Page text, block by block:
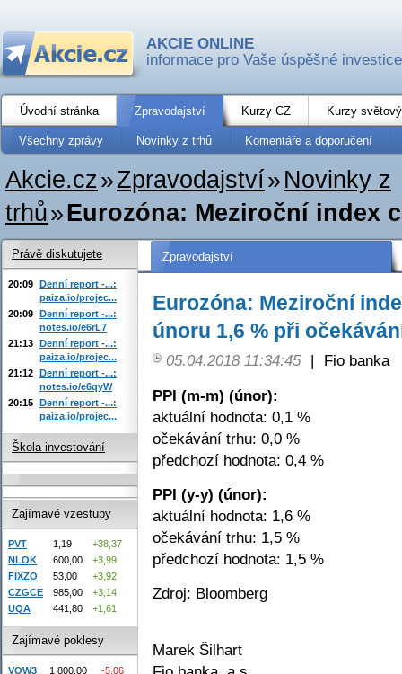
AKCIE ONLINE
informace pro Vaše úspěšné investice
Úvodní stránka Zpravodajství Kurzy CZ Kurzy
Všechny zprávy Novinky z trhů Komentáře a doporučení
Akcie.cz»Zpravodajství» Novinky z
trhů»Eurozóna: Meziroční index
Zpravodajství
Eurozóna: Meziroční
únoru 1,6 % při
05.04.2018 11:34:45 |
Fio banka
PPI (m-m) (únor):
aktuální hodnota: 0,1 %
očekávání trhu: 0,0 %
předchozí hodnota: 0,4 %
PPI (y-y) (únor):
aktuální hodnota: 1,6 %
očekávání trhu: 1,5 %
předchozí hodnota: 1,5 %
Zdroj: Bloomberg
Marek Šilhart
Právě diskutujete
20:09 Denní report -...:
paiza.io/projec...
20:09 Denní report -...:
notes.io/e6rL7
21:13 Denní report -...:
paiza.io/projec...
21:12 Denní report -...:
notes.io/e6qyW
20:15 Denní report -...:
paiza.io/projec...
Škola investování
Zajímavé vzestupy
PVT 1,19
+38,37
NLOK
600,00
+3,99
FIXZO
53,00
+3,92
CZGCE
985,00
+3,14
UQA
441,80 +1,61
Zajímavé poklesy
VOW3 1 800,00
-5,06